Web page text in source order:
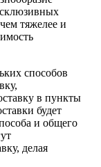
тяжелее и
способов
в пункты
будет
и общего
делая